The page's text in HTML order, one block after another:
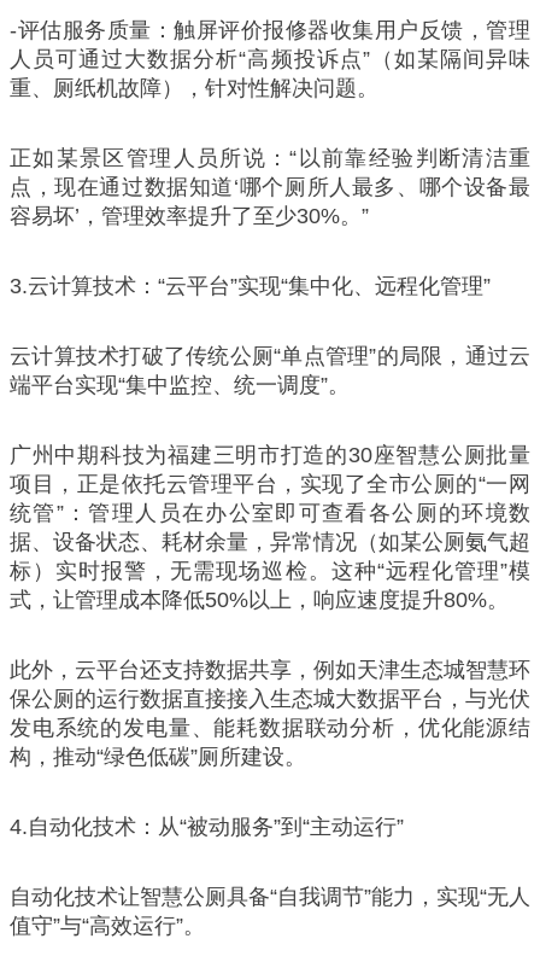
-评估服务质量：触屏评价报修器收集用户反馈，管理
人员可通过大数据分析“高频投诉点”（如某隔间异味
重、厕纸机故障），针对性解决问题。
正如某景区管理人员所说：“以前靠经验判断清洁重
点，现在通过数据知道‘哪个厕所人最多、哪个设备最
容易坏’，管理效率提升了至少30%。”
3.云计算技术：“云平台”实现“集中化、远程化管理”
云计算技术打破了传统公厕“单点管理”的局限，通过云
端平台实现“集中监控、统一调度”。
广州中期科技为福建三明市打造的30座智慧公厕批量
项目，正是依托云管理平台，实现了全市公厕的“一网
统管”：管理人员在办公室即可查看各公厕的环境数
据、设备状态、耗材余量，异常情况（如某公厕氨气超
标）实时报警，无需现场巡检。这种“远程化管理”模
式，让管理成本降低50%以上，响应速度提升80%。
此外，云平台还支持数据共享，例如天津生态城智慧环
保公厕的运行数据直接接入生态城大数据平台，与光伏
发电系统的发电量、能耗数据联动分析，优化能源结
构，推动“绿色低碳”厕所建设。
4.自动化技术：从“被动服务”到“主动运行”
自动化技术让智慧公厕具备“自我调节”能力，实现“无人
值守”与“高效运行”。